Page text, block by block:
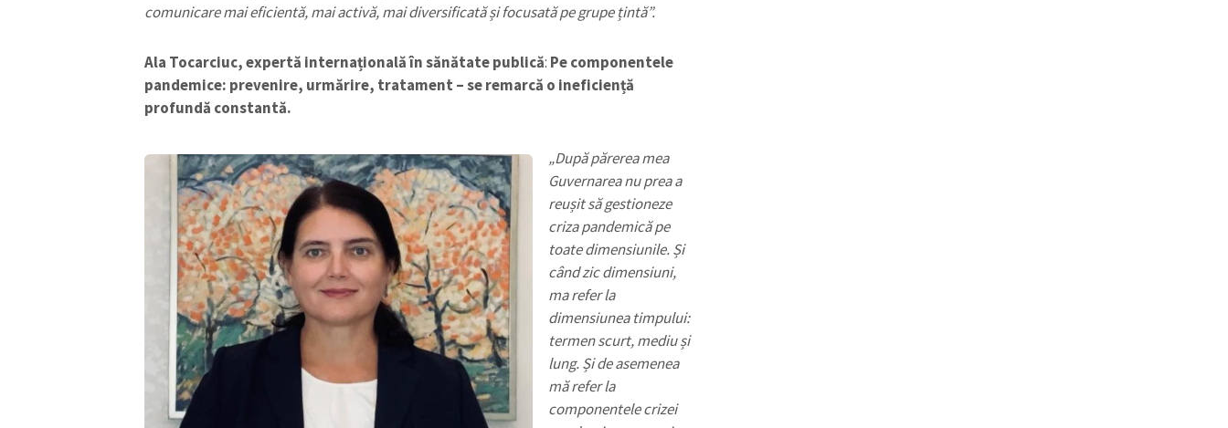
comunicare mai eficientă, mai activă, mai diversificată și focusată pe grupe țintă”.
Ala Tocarciuc, expertă internațională în sănătate publică: Pe componentele
pandemice: prevenire, urmărire, tratament – se remarcă o ineficiență
profundă constantă.
„După părerea mea
Guvernarea nu prea a
reușit să gestioneze
criza pandemică pe
toate dimensiunile. Și
când zic dimensiuni,
ma refer la
dimensiunea timpului:
termen scurt, mediu și
lung. Și de asemenea
mă refer la
componentele crizei